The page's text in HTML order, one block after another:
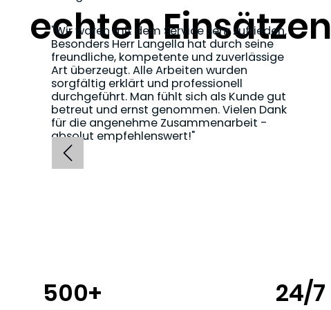
echten Einsätzen
"Wir waren mit dem Service sehr zufrieden.
Besonders Herr Langella hat durch seine
freundliche, kompetente und zuverlässige
Art überzeugt. Alle Arbeiten wurden
sorgfältig erklärt und professionell
durchgeführt. Man fühlt sich als Kunde gut
betreut und ernst genommen. Vielen Dank
für die angenehme Zusammenarbeit -
absolut empfehlenswert!"
500+ 24/7